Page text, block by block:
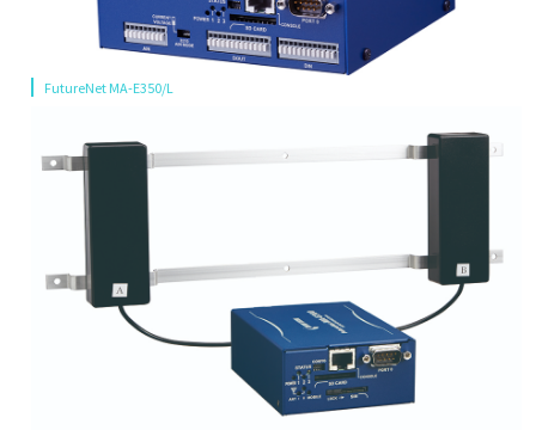
FutureNet MA-E350/L